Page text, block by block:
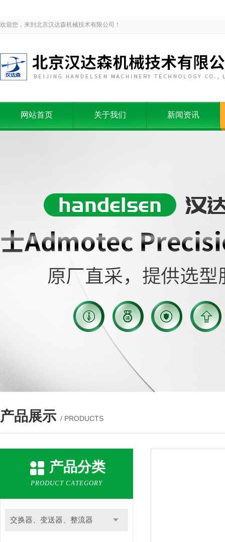
欢迎您，来到北京汉达森机械技术有限公司！
网站首页 关于我们 新闻资讯
产品展示 / PRODUCTS
产品分类
PRODUCT CATEGORY
交换器、变送器、整流器